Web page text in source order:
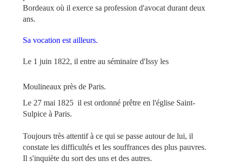
Bordeaux où il exerce sa profession d'avocat durant deux
ans.
Sa vocation est ailleurs.
Le 1 juin 1822, il entre au séminaire d'Issy les
Moulineaux près de Paris.
Le 27 mai 1825 il est ordonné prêtre en l'église Saint-
Sulpice à Paris.
Toujours très attentif à ce qui se passe autour de lui, il
constate les difficultés et les souffrances des plus pauvres.
Il s'inquiète du sort des uns et des autres.